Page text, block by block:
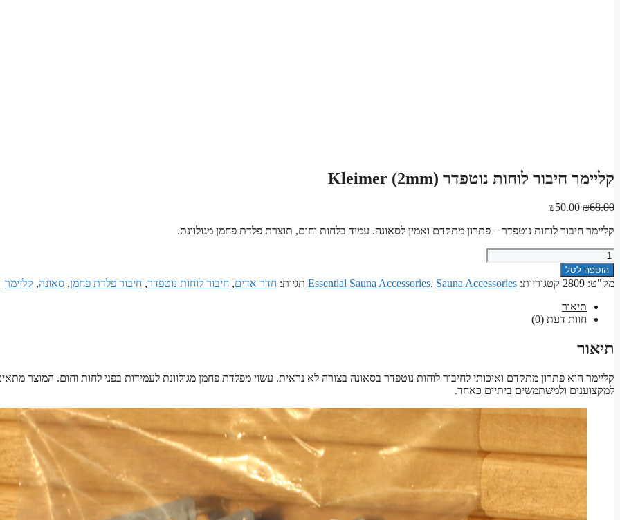
קליימר חיבור לוחות נוטפדר Kleimer (2mm)
₪68.00
המחיר
היה:
₪50.00
הוא:
קליימר חיבור לוחות נוטפדר – פתרון מתקדם ואמין לסאונה. עמיד בלחות וחום, תוצרת פלדת פחמן מגולוונת.
כמות
של
קליימר
חיבור
לוחות
נוטפדר
הוספה לסל
מק"ט: 2809 קטגוריות: Essential Sauna Accessories, Sauna Accessories תגיות: חדר אדים, חיבור לוחות נוטפדר, חיבור פלדת פחמן, סאונה, קליימר
תיאור
חוות דעת (0)
תיאור
קליימר הוא פתרון מתקדם ואיכותי לחיבור לוחות נוטפדר בסאונה בצורה לא נראית. עשוי מפלדת פחמן מגולוונת לעמידות בפני לחות וחום. המוצר
למקצוענים ולמשתמשים ביתיים כאחד.